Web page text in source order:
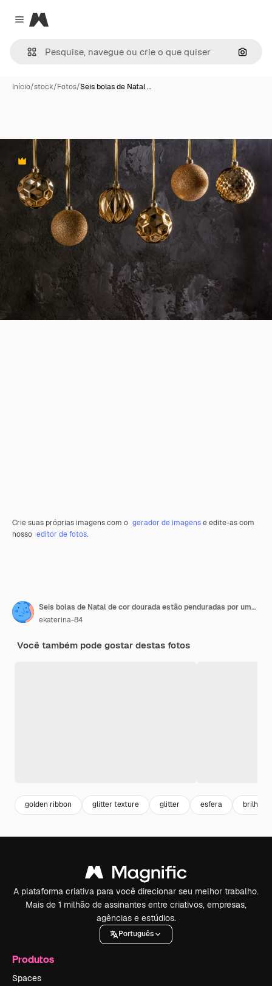
Close menu
Magnific
Início/stock/Fotos/Seis bolas de Natal …
Premium
Crie suas próprias imagens com o gerador de imagense edite-as com
nosso editor de fotos.
Seis bolas de Natal de cor dourada estão penduradas por uma fita.
ekaterina-84
Você também pode gostar destas fotos
golden ribbon glitter texture glitter esfera brilho
A plataforma criativa para você direcionar seu melhor trabalho.
Mais de 1 milhão de assinantes entre criativos, empresas,
agências e estúdios.
Português
Produtos
Spaces